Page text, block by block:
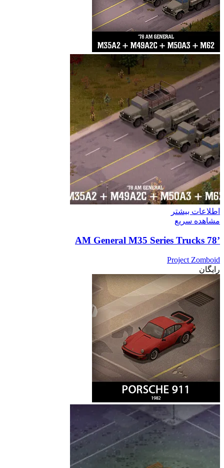
اطلاعات بیشتر
مشاهده سریع
’78 AM General M35 Series Trucks
Project Zomboid
رایگان